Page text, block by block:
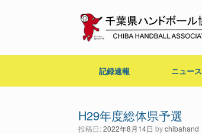
キ
記録速報 ニュース
H29年度総体県予選
投稿日:2022年8月14日 bychibahand